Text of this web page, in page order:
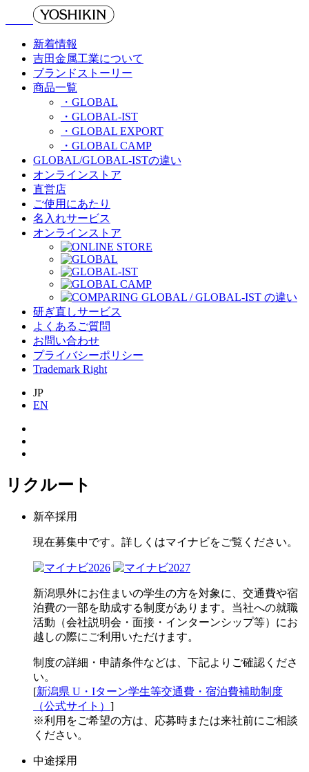
新着情報
吉田金属工業について
ブランドストーリー
商品一覧
・GLOBAL
・GLOBAL-IST
・GLOBAL EXPORT
・GLOBAL CAMP
GLOBAL/GLOBAL-ISTの違い
オンラインストア
直営店
ご使用にあたり
名入れサービス
オンラインストア
研ぎ直しサービス
よくあるご質問
お問い合わせ
プライバシーポリシー
Trademark Right
JP
EN
リクルート
新卒採用
現在募集中です。詳しくはマイナビをご覧ください。
新潟県外にお住まいの学生の方を対象に、交通費や宿
泊費の一部を助成する制度があります。当社への就職
活動（会社説明会・面接・インターンシップ等）にお
越しの際にご利用いただけます。
制度の詳細・申請条件などは、下記よりご確認くださ
い。
[新潟県 U・Iターン学生等交通費・宿泊費補助制度
（公式サイト） ]
※利用をご希望の方は、応募時または来社前にご相談
ください。
中途採用